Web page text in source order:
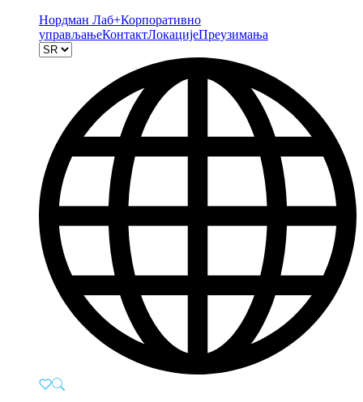
Нордман Лаб+Корпоративно
управљањеКонтактЛокацијеПреузимања